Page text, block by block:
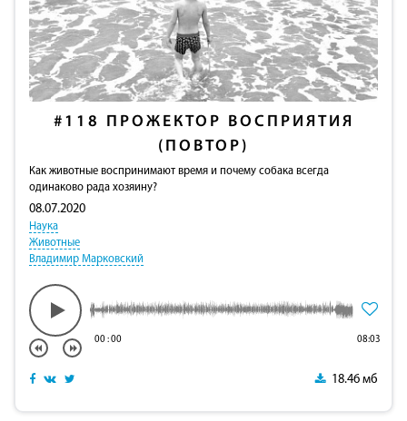
#118 ПРОЖЕКТОР ВОСПРИЯТИЯ
(ПОВТОР)
Как животные воспринимают время и почему собака всегда
одинаково рада хозяину?
08.07.2020
Наука
Животные
Владимир Марковский
00:00 08:03
18.46 мб